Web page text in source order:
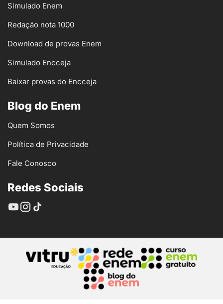
Simulado Enem
Redação nota 1000
Download de provas Enem
Simulado Encceja
Baixar provas do Encceja
Blog do Enem
Quem Somos
Política de Privacidade
Fale Conosco
Redes Sociais